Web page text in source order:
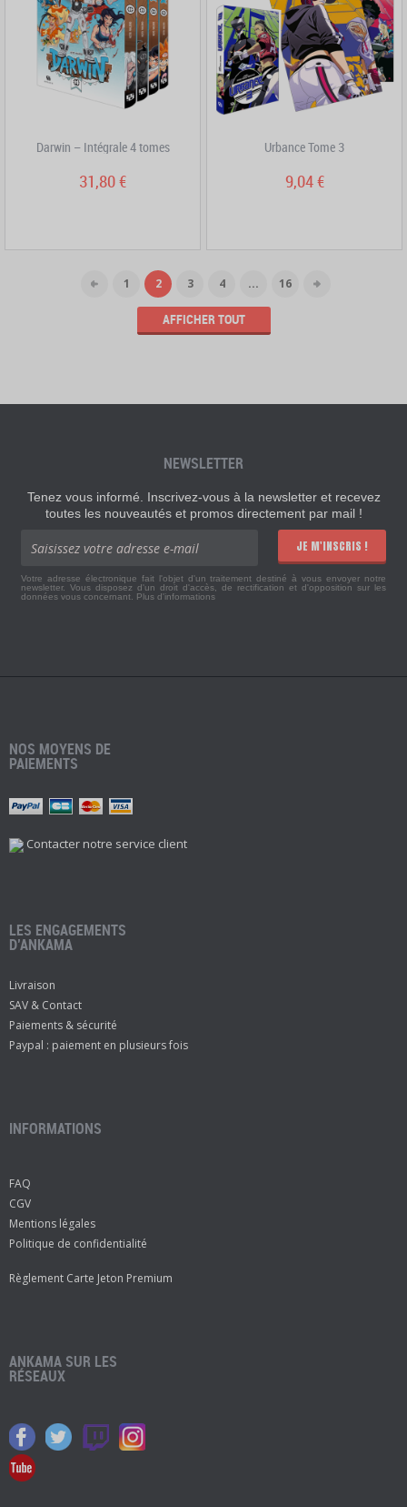
Darwin – Intégrale 4 tomes
31,80 €
Urbance Tome 3
9,04 €
1 2 3 4 ... 16
AFFICHER TOUT
NEWSLETTER
Tenez vous informé. Inscrivez-vous à la newsletter et recevez
toutes les nouveautés et promos directement par mail !
JE M'INSCRIS !
Votre adresse électronique fait l'objet d'un traitement destiné à vous envoyer notre
newsletter. Vous disposez d'un droit d'accès, de rectification et d'opposition sur les
données vous concernant. Plus d'informations
NOS MOYENS DE
PAIEMENTS
Contacter notre service client
LES ENGAGEMENTS
D’ANKAMA
Livraison
SAV & Contact
Paiements & sécurité
Paypal : paiement en plusieurs fois
INFORMATIONS
FAQ
CGV
Mentions légales
Politique de confidentialité
Règlement Carte Jeton Premium
ANKAMA SUR LES
RÉSEAUX